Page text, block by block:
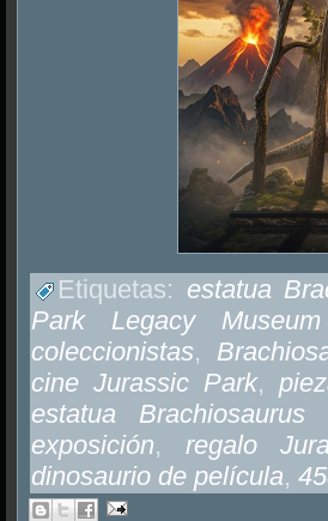
Etiquetas: estatua
Park Legacy
coleccionistas,
cine Jurassic Park,
estatua Brachiosaurus
exposición, regalo
dinosaurio de película,